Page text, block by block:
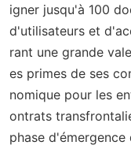
igner jusqu'à 100
d'utilisateurs et
rant une grande
es primes de ses
nomique pour les
ontrats
phase